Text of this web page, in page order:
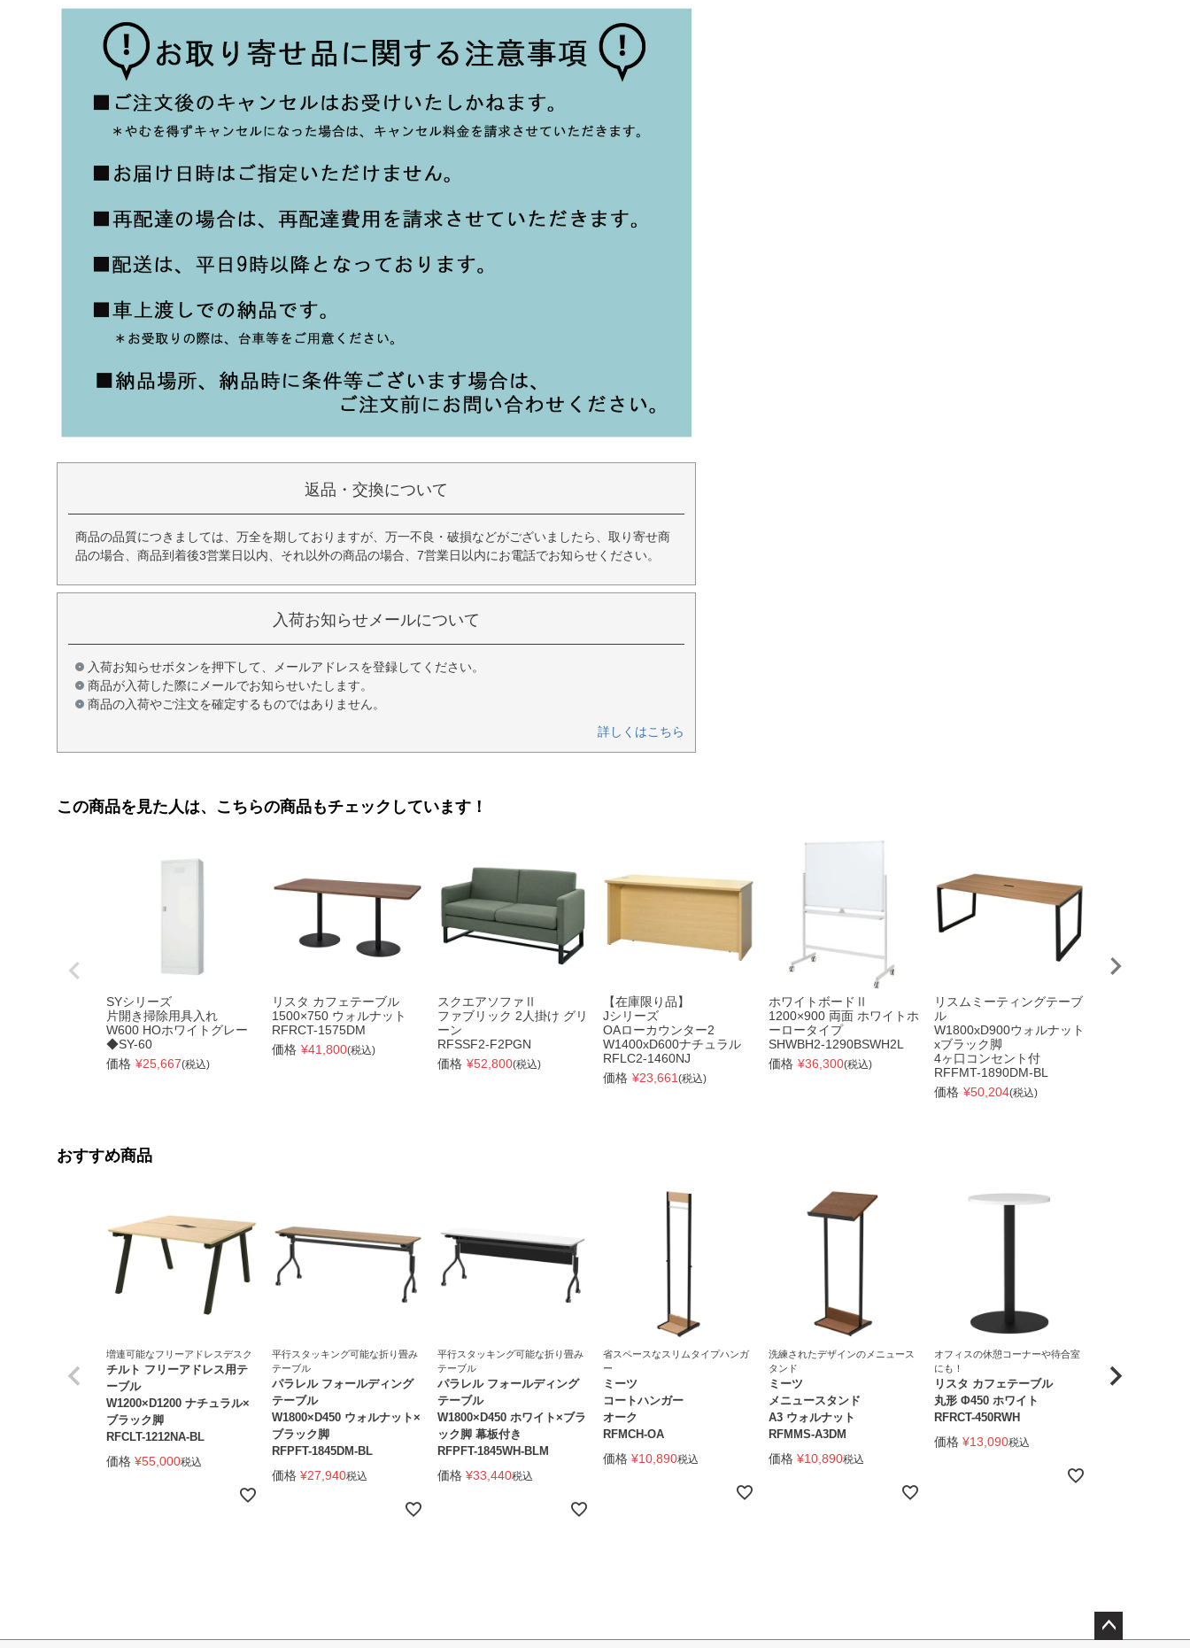
返品・交換について
商品の品質につきましては、万全を期しておりますが、万一不良・破損などがございましたら、取り寄せ商
品の場合、商品到着後3営業日以内、それ以外の商品の場合、7営業日以内にお電話でお知らせください。
入荷お知らせメールについて
入荷お知らせボタンを押下して、メールアドレスを登録してください。
商品が入荷した際にメールでお知らせいたします。
商品の入荷やご注文を確定するものではありません。
詳しくはこちら
この商品を見た人は、こちらの商品もチェックしています！
SYシリーズ
片開き掃除用具入れ
W600 HOホワイトグレー
◆SY-60
価格 ¥25,667(税込)
リスタ カフェテーブル
1500×750 ウォルナット
RFRCT-1575DM
価格 ¥41,800(税込)
スクエアソファⅡ
ファブリック 2人掛け グリ
ーン
RFSSF2-F2PGN
価格 ¥52,800(税込)
【在庫限り品】
Jシリーズ
OAローカウンター2
W1400xD600ナチュラル
RFLC2-1460NJ
価格 ¥23,661 (税込)
ホワイトボードⅡ
1200×900 両面 ホワイトホ
ーロータイプ
SHWBH2-1290BSWH2L
価格 ¥36,300(税込)
リスムミーティングテーブ
ル
W1800xD900ウォルナット
xブラック脚
4ヶ口コンセント付
RFFMT-1890DM-BL
価格 ¥50,204(税込)
おすすめ商品
増連可能なフリーアドレスデスク
チルト フリーアドレス用テ
ーブル
W1200×D1200 ナチュラル×
ブラック脚
RFCLT-1212NA-BL
価格 ¥55,000税込
平行スタッキング可能な折り畳み
テーブル
パラレル フォールディング
テーブル
W1800×D450 ウォルナット×
ブラック脚
RFPFT-1845DM-BL
価格 ¥27,940税込
平行スタッキング可能な折り畳み
テーブル
パラレル フォールディング
テーブル
W1800×D450 ホワイト×ブラ
ック脚 幕板付き
RFPFT-1845WH-BLM
価格 ¥33,440税込
省スペースなスリムタイプハンガ
ー
ミーツ
コートハンガー
オーク
RFMCH-OA
価格 ¥10,890税込
洗練されたデザインのメニュース
タンド
ミーツ
メニュースタンド
A3 ウォルナット
RFMMS-A3DM
価格 ¥10,890税込
オフィスの休憩コーナーや待合室
にも！
リスタ カフェテーブル
丸形 Φ450 ホワイト
RFRCT-450RWH
価格 ¥13,090税込
にも！
リスタ カフェテ